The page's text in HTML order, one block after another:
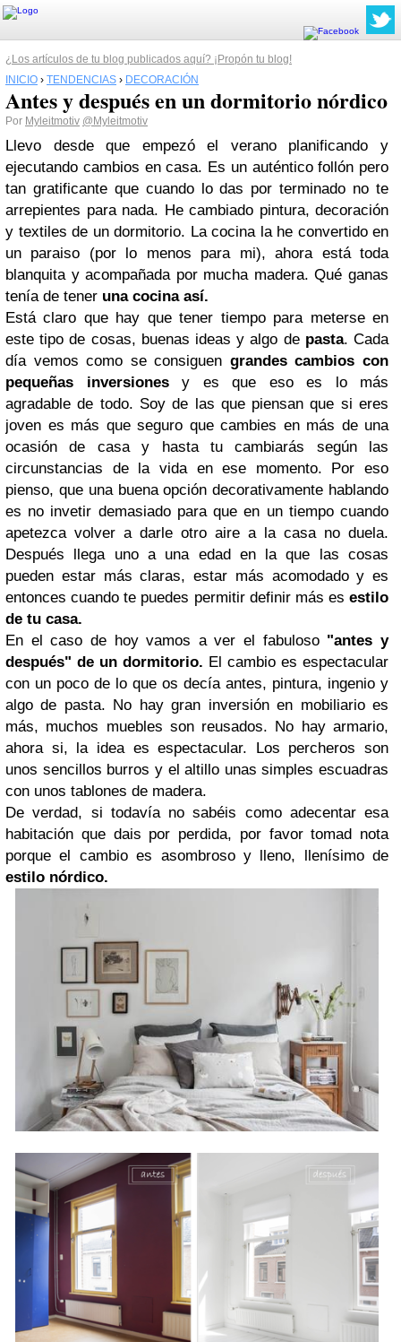
¿Los artículos de tu blog publicados aquí? ¡Propón tu blog!
INICIO › TENDENCIAS › DECORACIÓN
Antes y después en un dormitorio nórdico
Por Myleitmotiv @Myleitmotiv
Llevo desde que empezó el verano planificando y
ejecutando cambios en casa. Es un auténtico follón pero
tan gratificante que cuando lo das por terminado no te
arrepientes para nada. He cambiado pintura, decoración
y textiles de un dormitorio. La cocina la he convertido en
un paraiso (por lo menos para mi), ahora está toda
blanquita y acompañada por mucha madera. Qué ganas
tenía de tener una cocina así.
Está claro que hay que tener tiempo para meterse en
este tipo de cosas, buenas ideas y algo de pasta. Cada
día vemos como se consiguen grandes cambios con
pequeñas inversionesy es que eso es lo más
agradable de todo. Soy de las que piensan que si eres
joven es más que seguro que cambies en más de una
ocasión de casa y hasta tu cambiarás según las
circunstancias de la vida en ese momento. Por eso
pienso, que una buena opción decorativamente hablando
es no invetir demasiado para que en un tiempo cuando
apetezca volver a darle otro aire a la casa no duela.
Después llega uno a una edad en la que las cosas
pueden estar más claras, estar más acomodado y es
entonces cuando te puedes permitir definir más es estilo
de tu casa.
En el caso de hoy vamos a ver el fabuloso "antes y
después" de un dormitorio. El cambio es espectacular
con un poco de lo que os decía antes, pintura, ingenio y
algo de pasta. No hay gran inversión en mobiliario es
más, muchos muebles son reusados. No hay armario,
ahora si, la idea es espectacular. Los percheros son
unos sencillos burros y el altillo unas simples escuadras
con unos tablones de madera.
De verdad, si todavía no sabéis como adecentar esa
habitación que dais por perdida, por favor tomad nota
porque el cambio es asombroso y lleno, llenísimo de
estilo nórdico.